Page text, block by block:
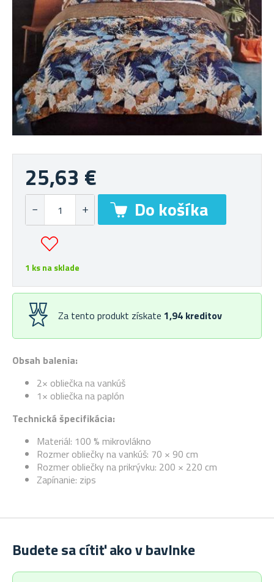
Obsah balenia:
2× obliečka na vankúš
1× obliečka na paplón
Technická špecifikácia:
Materiál: 100 % mikrovlákno
Rozmer obliečky na vankúš: 70 × 90 cm
Rozmer obliečky na prikrývku: 200 × 220 cm
Zapínanie: zips
25,63 €
1 ks na sklade
Za tento produkt získate 1,94 kreditov
Budete sa cítiť ako v bavlnke